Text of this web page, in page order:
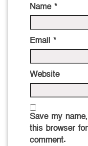
Name *
Email *
Website
Save my
this browser
comment.